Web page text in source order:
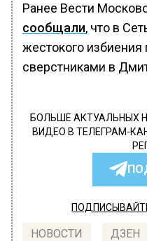
Ранее Вести
сообщали, что в
жестокого избиения
сверстниками в
БОЛЬШЕ АКТУАЛЬНЫХ
ВИДЕО В ТЕЛЕГРАМ-
НОВОСТИ ДЗЕН